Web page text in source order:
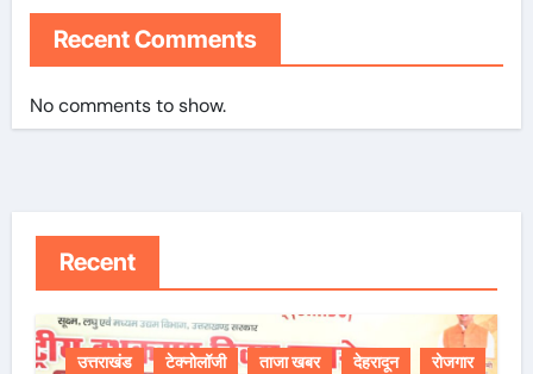
Recent Comments
No comments to show.
Recent
उत्तराखंड टेक्नोलॉजी ताजा खबर देहरादून रोजगार